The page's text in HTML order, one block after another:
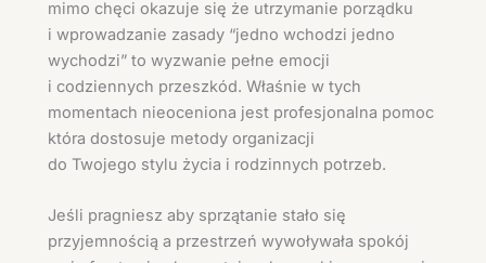
mimo chęci okazuje się że utrzymanie porządku
i wprowadzanie zasady “jedno wchodzi jedno
wychodzi” to wyzwanie pełne emocji
i codziennych przeszkód. Właśnie w tych
momentach nieoceniona jest profesjonalna pomoc
która dostosuje metody organizacji
do Twojego stylu życia i rodzinnych potrzeb.
Jeśli pragniesz aby sprzątanie stało się
przyjemnością a przestrzeń wywoływała spokój